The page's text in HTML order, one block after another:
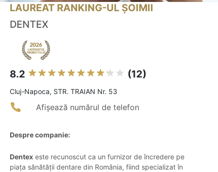
LAUREAT RANKING-UL ȘOIMII
DENTEX
8.2 (12)
Cluj-Napoca, STR. TRAIAN Nr. 53
Afișează numărul de telefon
Despre companie:
Dentex este recunoscut ca un furnizor de încredere pe
piața sănătății dentare din România, fiind specializat în